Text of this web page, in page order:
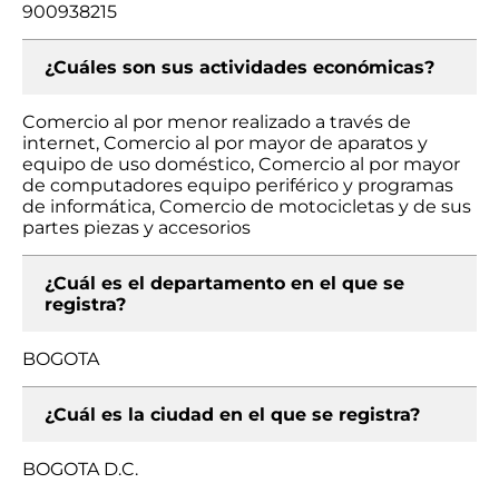
900938215
¿Cuáles son sus actividades económicas?
Comercio al por menor realizado a través de
internet, Comercio al por mayor de aparatos y
equipo de uso doméstico, Comercio al por mayor
de computadores equipo periférico y programas
de informática, Comercio de motocicletas y de sus
partes piezas y accesorios
¿Cuál es el departamento en el que se
registra?
BOGOTA
¿Cuál es la ciudad en el que se registra?
BOGOTA D.C.